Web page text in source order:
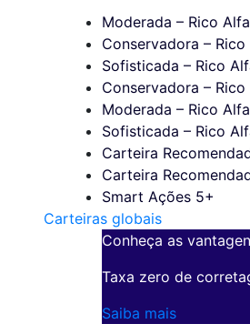
Moderada – Rico Alfa
Conservadora – Rico
Sofisticada – Rico
Conservadora –
Moderada – Rico
Sofisticada – Rico
Carteira
Carteira
Smart Ações 5+
Carteiras globais
Conheça as
Taxa zero de
Saiba mais